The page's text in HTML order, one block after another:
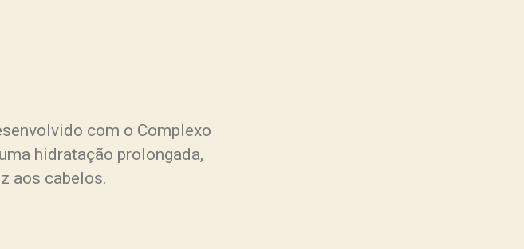
com o Complexo
hidratação prolongada,
aos cabelos.